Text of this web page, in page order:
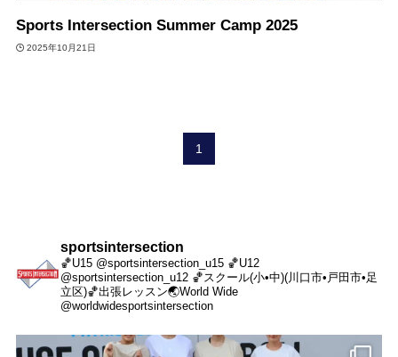
Sports Intersection Summer Camp 2025
2025年10月21日
1
sportsintersection
🏀U15 @sportsintersection_u15 🏀U12
@sportsintersection_u12 🏀スクール(小•中)(川口市•戸田市•足
立区)🏀出張レッスン🌏World Wide
@worldwidesportsintersection